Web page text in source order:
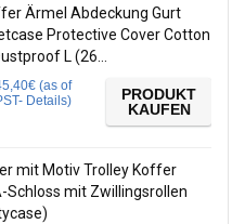
Ärmel Abdeckung Gurt
Protective Cover Cotton
L (26…
€ (as of
Details)
PRODUKT
KAUFEN
mit Motiv Trolley Koffer
Schloss mit Zwillingsrollen